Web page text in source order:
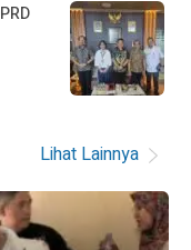
Lihat Lainnya